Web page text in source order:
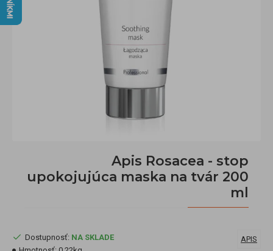
Apis Rosacea - stop
upokojujúca maska na tvár 200
ml
Dostupnosť: NA SKLADE
APIS